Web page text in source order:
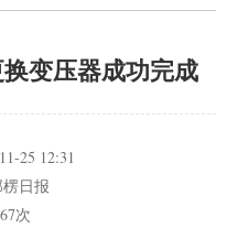
变压器成功完成
25 12:31
日报
次